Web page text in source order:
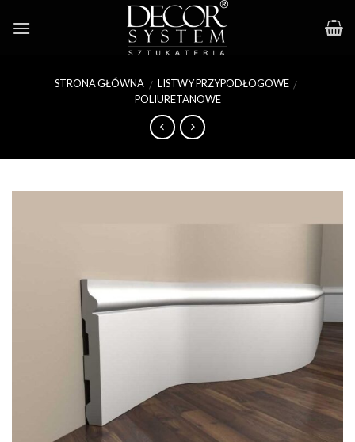
STRONA GŁÓWNA / LISTWY PRZYPODŁOGOWE /
POLIURETANOWE